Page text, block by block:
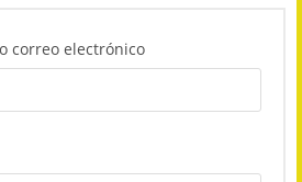
correo electrónico